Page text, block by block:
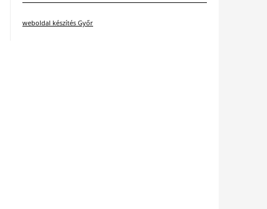
weboldal készítés Győr